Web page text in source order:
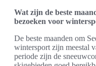
Wat zijn de beste
bezoeken voor
De beste maanden om
wintersport zijn meestal
periode zijn de